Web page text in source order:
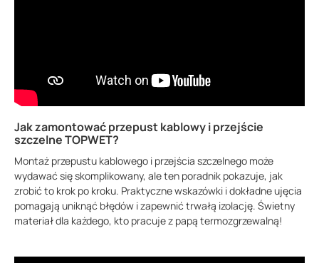
Jak zamontować przepust kablowy i przejście
szczelne TOPWET?
Montaż przepustu kablowego i przejścia szczelnego może
wydawać się skomplikowany, ale ten poradnik pokazuje, jak
zrobić to krok po kroku. Praktyczne wskazówki i dokładne ujęcia
pomagają uniknąć błędów i zapewnić trwałą izolację. Świetny
materiał dla każdego, kto pracuje z papą termozgrzewalną!